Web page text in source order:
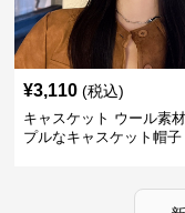
¥3,110 (税込)
キャスケット ウール素
プルなキャスケット帽子